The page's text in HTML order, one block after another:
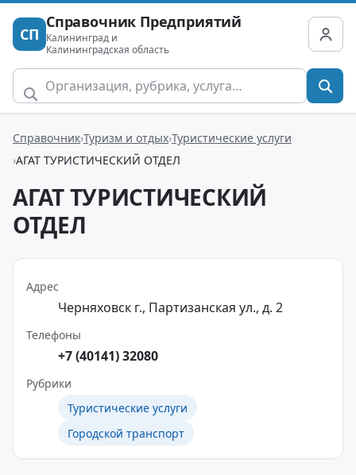
СП
Справочник Предприятий
Калининград и
Калининградская область
Справочник Туризм и отдых Туристические услуги
АГАТ ТУРИСТИЧЕСКИЙ ОТДЕЛ
АГАТ ТУРИСТИЧЕСКИЙ
ОТДЕЛ
Адрес
Черняховск г., Партизанская ул., д. 2
Телефоны
+7 (40141) 32080
Рубрики
Туристические услуги
Городской транспорт